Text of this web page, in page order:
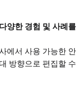
양한 경험 및 사례를
에서 사용 가능한 안
방향으로 편집할 수